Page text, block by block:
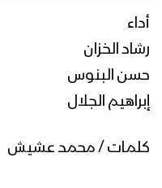
أداء
رشاد الخزان
حسن البنوس
إبراهيم الجلال
كلمات / محمد عشيش